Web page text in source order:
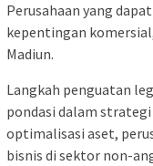
Perusahaan yang
kepentingan
Madiun.
Langkah penguatan
pondasi dalam
optimalisasi aset,
bisnis di sektor non-